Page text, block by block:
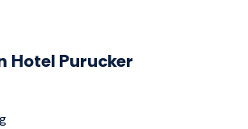
Hotel Purucker